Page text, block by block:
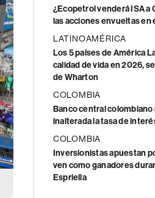
¿Ecopetrol venderá ISA a
las acciones envueltas en
LATINOAMÉRICA
Los 5 países de América
calidad de vida en 2026,
de Wharton
COLOMBIA
Banco central
inalterada la tasa de
COLOMBIA
Inversionistas apuestan
ven como ganadores
Espriella